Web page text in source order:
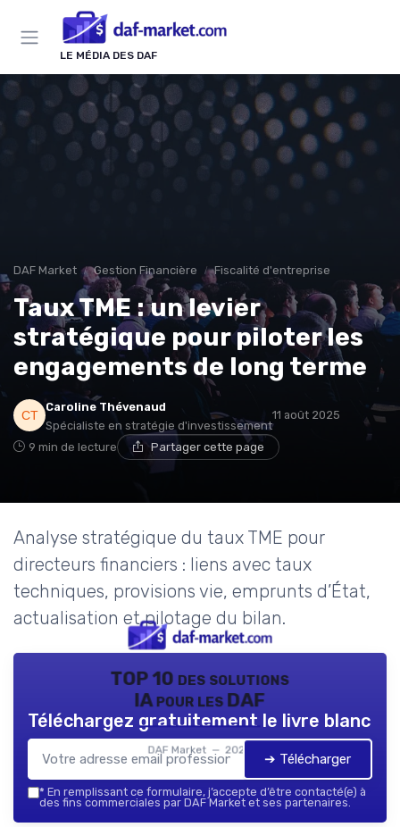
LE MÉDIA DES DAF
DAF Market Gestion Financière Fiscalité d'entreprise
Taux TME : un levier
stratégique pour piloter les
engagements de long terme
Caroline Thévenaud
Spécialiste en stratégie d'investissement
11 août 2025
9 min de lecture Partager cette page
Analyse stratégique du taux TME pour
directeurs financiers : liens avec taux
techniques, provisions vie, emprunts d’État,
actualisation et pilotage du bilan.
TOP 10 des solutions
IA pour les DAF
DAF Market — 2026
Téléchargez gratuitement le livre blanc
➔ Télécharger
* En remplissant ce formulaire, j’accepte d’être contacté(e) à
des fins commerciales par DAF Market et ses partenaires.
Panneau de gestion des cookies